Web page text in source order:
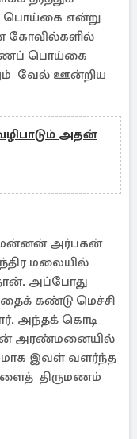
என்று
கோவில்களில்
பொய்கை
வேல் ஊன்றிய
அதன்
மன்னன் அர்பகன்
மலையில்
அப்போது
கண்டு மெச்சி
அந்தக் கொடி
அரண்மனையில்
இவள் வளர்ந்த
திருமணம்